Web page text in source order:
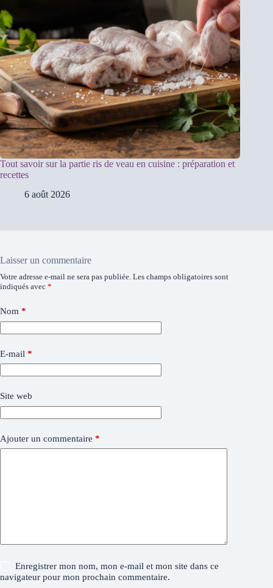
Tout savoir sur la partie ris de veau en cuisine : préparation et
recettes
6 août 2026
Laisser un commentaire
Votre adresse e-mail ne sera pas publiée. Les champs obligatoires sont
indiqués avec *
Nom *
E-mail *
Site web
Ajouter un commentaire *
Enregistrer mon nom, mon e-mail et mon site dans ce
navigateur pour mon prochain commentaire.